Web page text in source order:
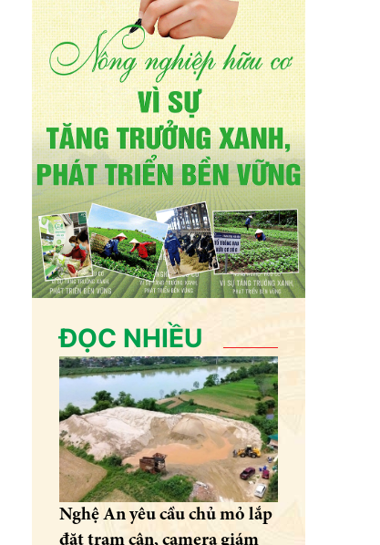
ĐỌC NHIỀU
Nghệ An yêu cầu chủ mỏ lắp
đặt trạm cân, camera giám